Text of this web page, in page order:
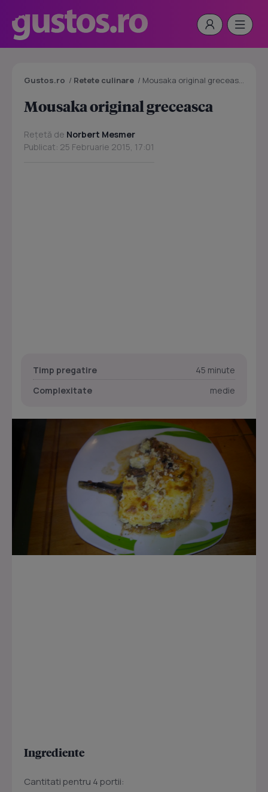
Gustos.ro / Retete culinare / Mousaka original greceasca
Mousaka original greceasca
Rețetă de Norbert Mesmer
Publicat: 25 Februarie 2015, 17:01
Timp pregatire
45 minute
Complexitate
medie
Ingrediente
Cantitati pentru 4 portii: